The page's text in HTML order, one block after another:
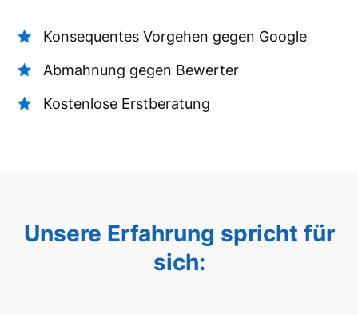
Konsequentes Vorgehen gegen Google
Abmahnung gegen Bewerter
Kostenlose Erstberatung
Unsere Erfahrung spricht für
sich: